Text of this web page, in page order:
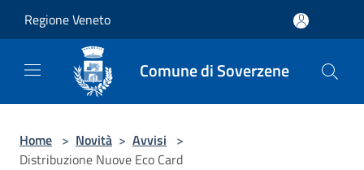
Regione Veneto
Comune di Soverzene
Home > Novità > Avvisi >
Distribuzione Nuove Eco Card